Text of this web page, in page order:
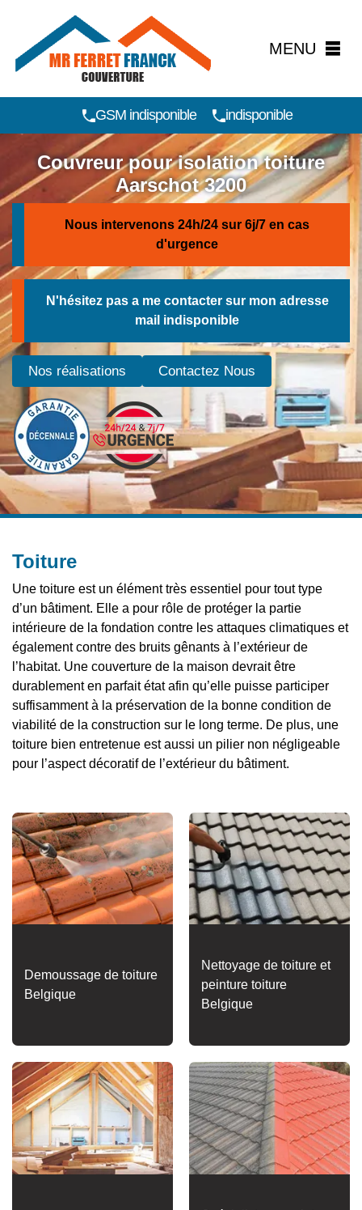
MENU
GSM indisponible indisponible
Couvreur pour isolation toiture
Aarschot 3200
Nous intervenons 24h/24 sur 6j/7 en cas
d'urgence
N'hésitez pas a me contacter sur mon adresse
mail indisponible
Nos réalisations Contactez Nous
Toiture
Une toiture est un élément très essentiel pour tout type
d’un bâtiment. Elle a pour rôle de protéger la partie
intérieure de la fondation contre les attaques climatiques et
également contre des bruits gênants à l’extérieur de
l’habitat. Une couverture de la maison devrait être
durablement en parfait état afin qu’elle puisse participer
suffisamment à la préservation de la bonne condition de
viabilité de la construction sur le long terme. De plus, une
toiture bien entretenue est aussi un pilier non négligeable
pour l’aspect décoratif de l’extérieur du bâtiment.
Demoussage de toiture
Belgique
Nettoyage de toiture et
peinture toiture
Belgique